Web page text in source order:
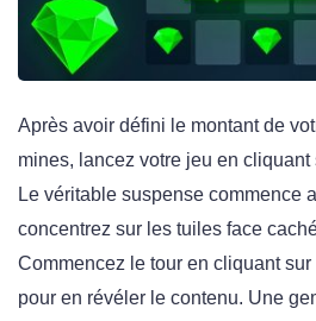
Après avoir défini le montant de
mines, lancez votre jeu en cliquant
Le véritable suspense commence
concentrez sur les tuiles face
Commencez le tour en cliquant sur
pour en révéler le contenu. Une